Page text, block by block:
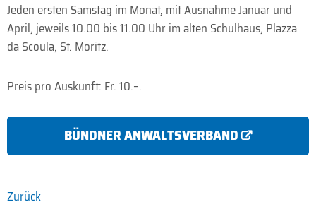
Jeden ersten Samstag im Monat, mit Ausnahme Januar und
April, jeweils 10.00 bis 11.00 Uhr im alten Schulhaus, Plazza
da Scoula, St. Moritz.
Preis pro Auskunft: Fr. 10.–.
BÜNDNER ANWALTSVERBAND
Zurück